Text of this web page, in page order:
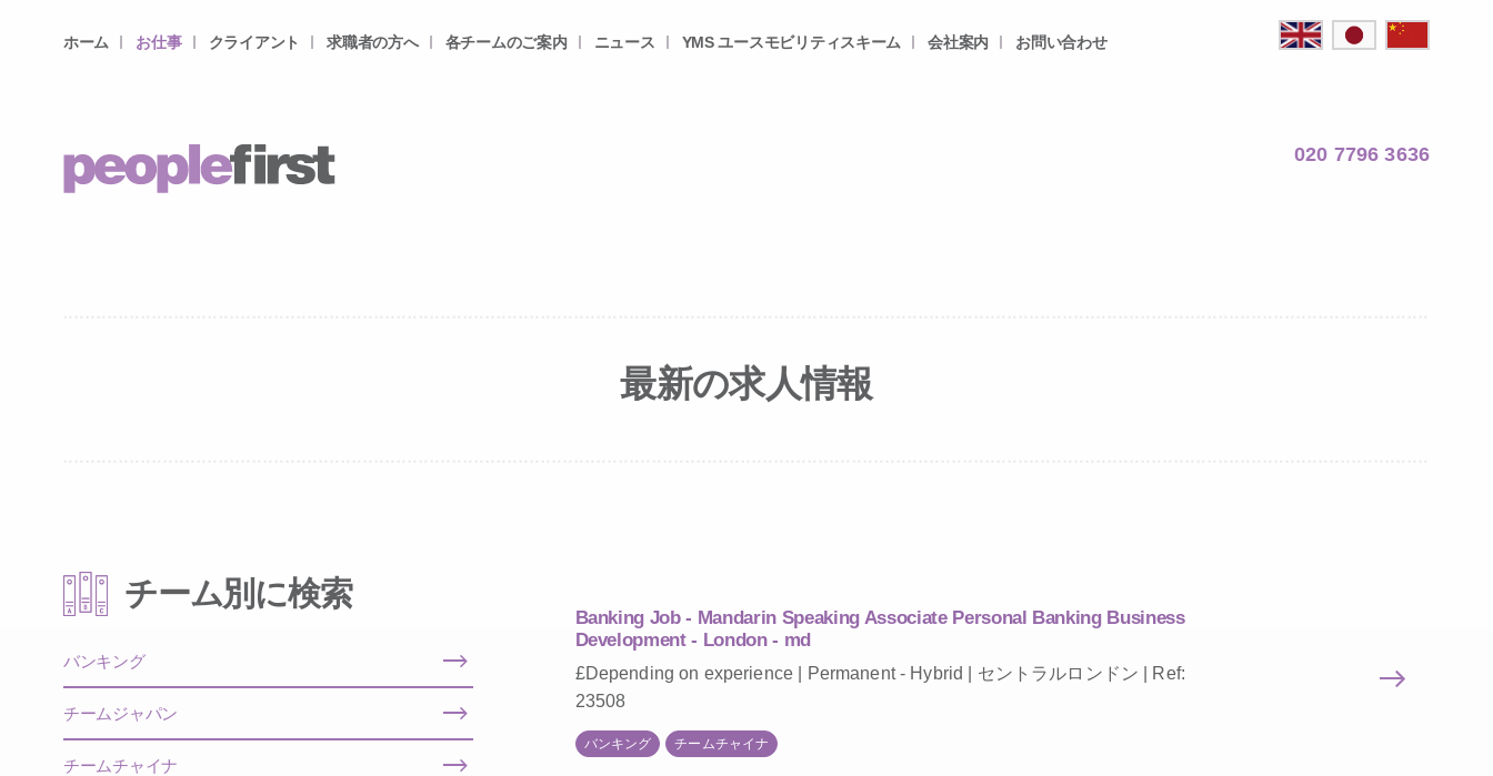
ホーム お仕事 クライアント 求職者の方へ 各チームのご案内 ニュース YMS ユースモビリティスキーム 会社案内 お問い合わせ
020 7796 3636
最新の求人情報
Banking Job - Mandarin Speaking Associate Personal Banking Business
Development - London - md
£Depending on experience | Permanent - Hybrid | セントラルロンドン | Ref:
23508
バンキング チームチャイナ
チーム別に検索
バンキング
チームジャパン
チームチャイナ